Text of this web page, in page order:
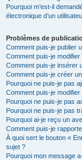
Pourquoi m’est-il
électronique d’un
Problèmes de
Comment puis-je publier
Comment puis-je
Comment puis-je insérer
Comment puis-je créer
Pourquoi ne puis-je pas
Comment puis-je
Pourquoi ne puis-je pas
Pourquoi ne puis-je pas
Pourquoi ai-je reçu un
Comment puis-je
À quoi sert le bouton «
sujet ?
Pourquoi mon message